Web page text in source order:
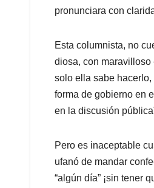
pronunciara con
Esta columnista, no
diosa, con
solo ella sabe hacerlo,
forma de gobierno en
en la discusión
Pero es inaceptable
ufanó de mandar
“algún día” ¡sin tener